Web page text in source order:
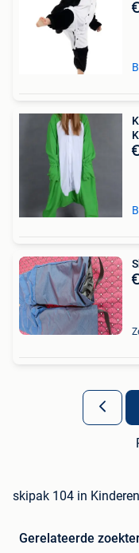
skipak 104 in
Gerelateerde